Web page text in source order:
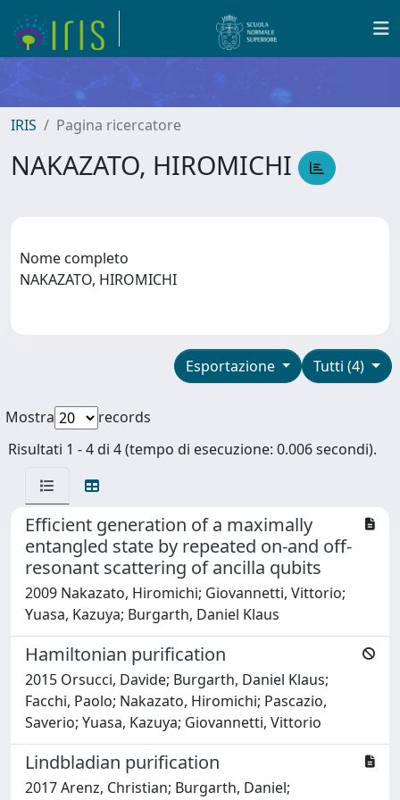
IRIS Pagina ricercatore
NAKAZATO, HIROMICHI
Nome completo
NAKAZATO, HIROMICHI
Tutti (4)
Esportazione
Mostra
records
Risultati 1 - 4 di 4 (tempo di esecuzione: 0.006 secondi).
Eﬃcient generation of a maximally
entangled state by repeated on-and oﬀ-
resonant scattering of ancilla qubits
2009 Nakazato, Hiromichi; Giovannetti, Vittorio;
Yuasa, Kazuya; Burgarth, Daniel Klaus
Hamiltonian purification
2015 Orsucci, Davide; Burgarth, Daniel Klaus;
Facchi, Paolo; Nakazato, Hiromichi; Pascazio,
Saverio; Yuasa, Kazuya; Giovannetti, Vittorio
Lindbladian purification
2017 Arenz, Christian; Burgarth, Daniel;